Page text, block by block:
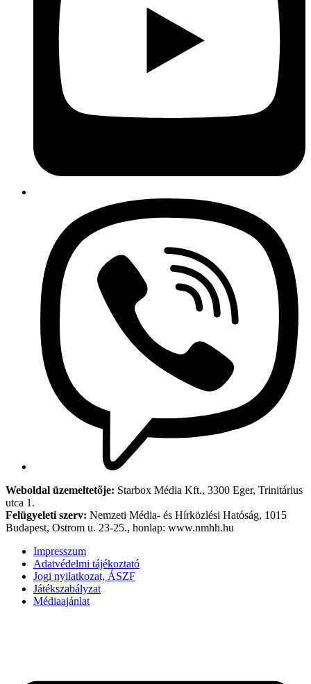
Weboldal üzemeltetője: Starbox Média Kft., 3300 Eger, Trinitárius
utca 1.
Felügyeleti szerv: Nemzeti Média- és Hírközlési Hatóság, 1015
Budapest, Ostrom u. 23-25., honlap: www.nmhh.hu
Impresszum
Adatvédelmi tájékoztató
Jogi nyilatkozat, ÁSZF
Játékszabályzat
Médiaajánlat